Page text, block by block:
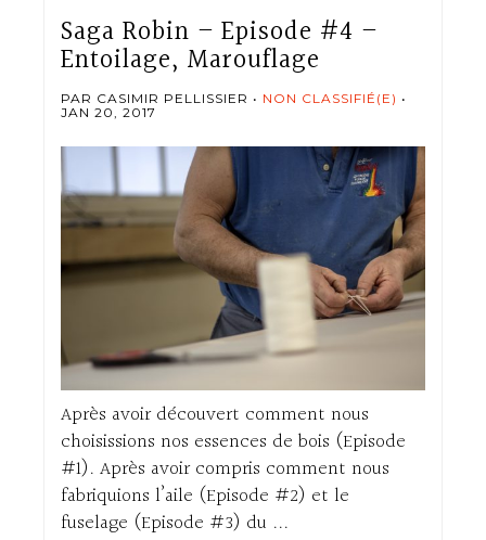
Saga Robin – Episode #4 –
Entoilage, Marouflage
PAR CASIMIR PELLISSIER
NON CLASSIFIÉ(E)
JAN 20, 2017
Après avoir découvert comment nous
choisissions nos essences de bois (Episode
#1). Après avoir compris comment nous
fabriquions l’aile (Episode #2) et le
fuselage (Episode #3) du ...